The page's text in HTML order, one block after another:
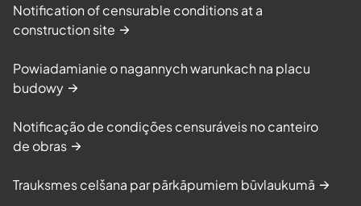
Notification of censurable conditions at a
construction site
Powiadamianie o nagannych warunkach na placu
budowy
Notificação de condições censuráveis no canteiro
de obras
Trauksmes celšana par pārkāpumiem būvlaukumā